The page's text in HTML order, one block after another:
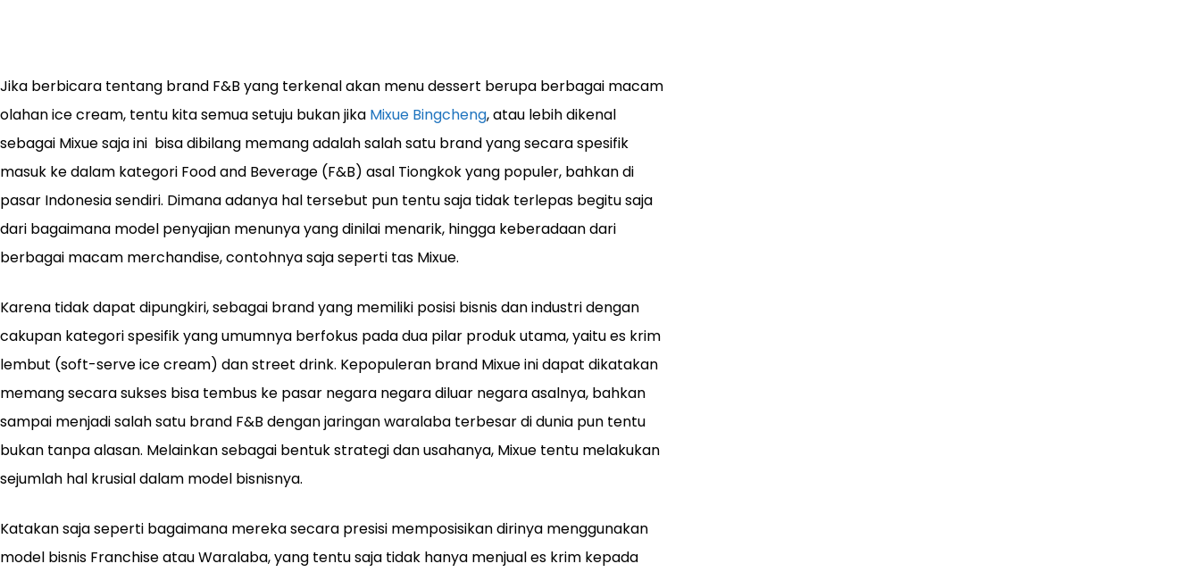
Jika berbicara tentang brand F&B yang terkenal akan menu dessert berupa berbagai macam
olahan ice cream, tentu kita semua setuju bukan jika Mixue Bingcheng, atau lebih dikenal
sebagai Mixue saja ini bisa dibilang memang adalah salah satu brand yang secara spesifik
masuk ke dalam kategori Food and Beverage (F&B) asal Tiongkok yang populer, bahkan di
pasar Indonesia sendiri. Dimana adanya hal tersebut pun tentu saja tidak terlepas begitu saja
dari bagaimana model penyajian menunya yang dinilai menarik, hingga keberadaan dari
berbagai macam merchandise, contohnya saja seperti tas Mixue.
Karena tidak dapat dipungkiri, sebagai brand yang memiliki posisi bisnis dan industri dengan
cakupan kategori spesifik yang umumnya berfokus pada dua pilar produk utama, yaitu es krim
lembut (soft-serve ice cream) dan street drink. Kepopuleran brand Mixue ini dapat dikatakan
memang secara sukses bisa tembus ke pasar negara negara diluar negara asalnya, bahkan
sampai menjadi salah satu brand F&B dengan jaringan waralaba terbesar di dunia pun tentu
bukan tanpa alasan. Melainkan sebagai bentuk strategi dan usahanya, Mixue tentu melakukan
sejumlah hal krusial dalam model bisnisnya.
Katakan saja seperti bagaimana mereka secara presisi memposisikan dirinya menggunakan
model bisnis Franchise atau Waralaba, yang tentu saja tidak hanya menjual es krim kepada